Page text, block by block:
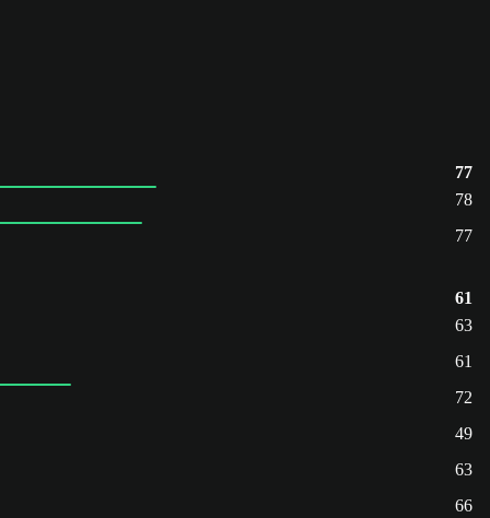
77
78
77
61
63
61
72
49
63
66